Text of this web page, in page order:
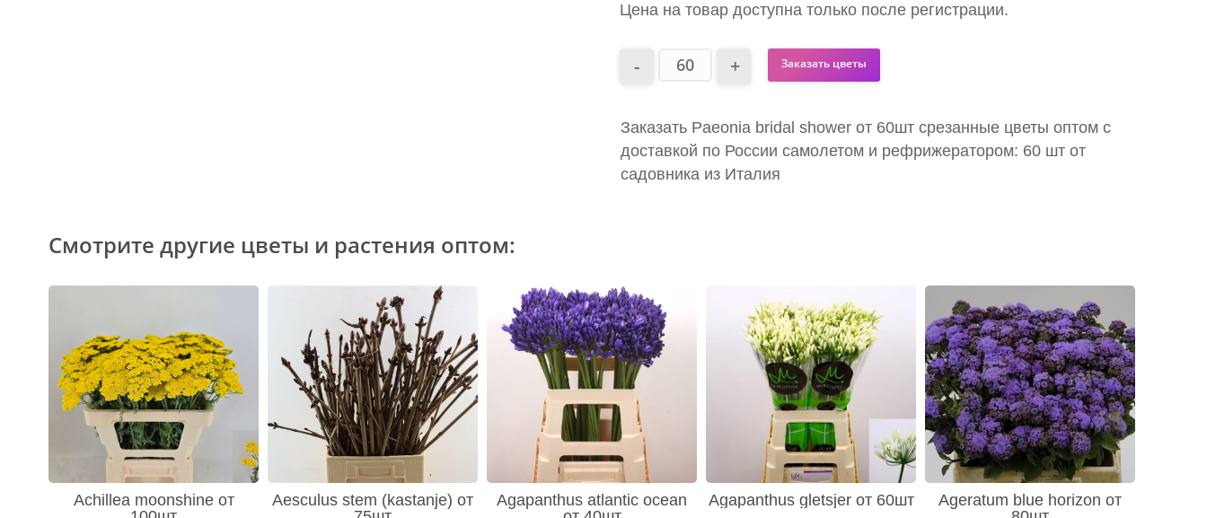
Цена на товар доступна только после регистрации.
Заказать цветы
Заказать Paeonia bridal shower от 60шт срезанные цветы оптом с
доставкой по России самолетом и рефрижератором: 60 шт от
садовника из Италия
Смотрите другие цветы и растения оптом:
Achillea moonshine от
Aesculus stem (kastanje) от
Agapanthus atlantic ocean
Agapanthus gletsjer от 60шт
Ageratum blue horizon от